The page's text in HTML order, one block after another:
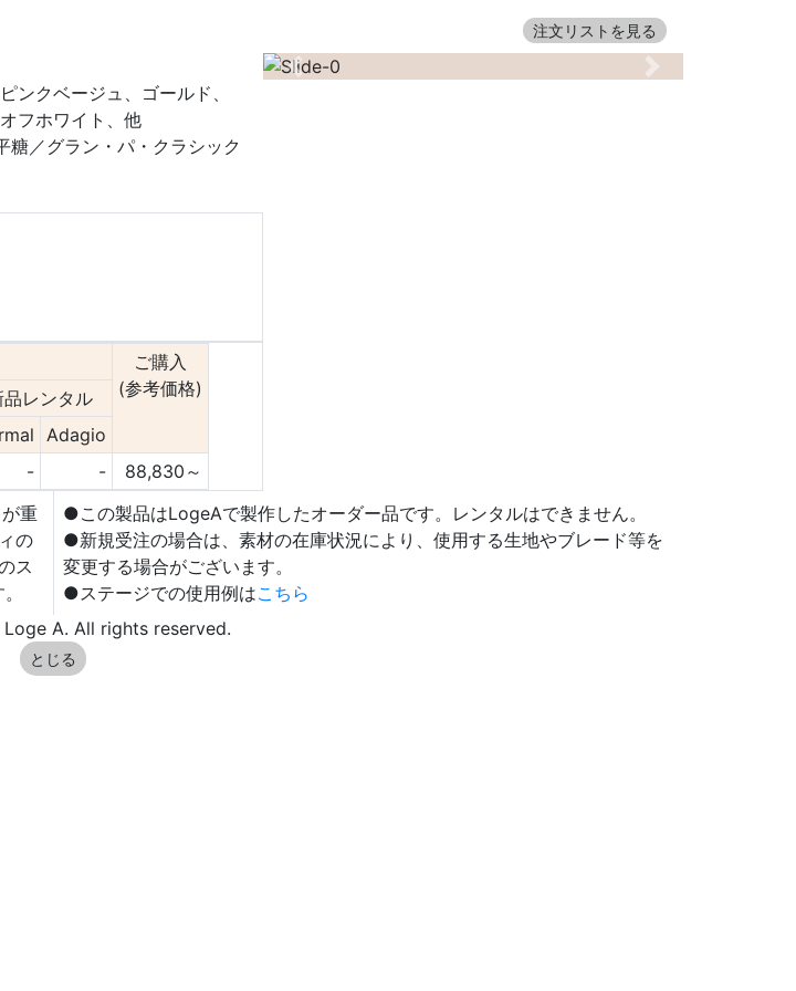
注文リストを見る
ピンクベージュ、ゴールド、
オフホワイト、他
／グラン・パ・クラシック
ご購入
(参考価格)
品レンタル
Adagio
- - 88,830～
Previous Next
重
の
ス
●この製品はLogeAで製作したオーダー品です。レンタルはできません。
●新規受注の場合は、素材の在庫状況により、使用する生地やブレード等を
変更する場合がございます。
●ステージでの使用例はこちら
Loge A. All rights reserved.
とじる